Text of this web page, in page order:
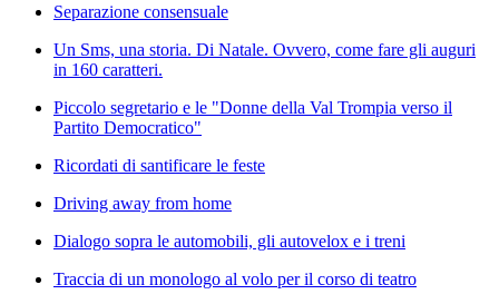
Separazione consensuale
Un Sms, una storia. Di Natale. Ovvero, come fare gli auguri
in 160 caratteri.
Piccolo segretario e le "Donne della Val Trompia verso il
Partito Democratico"
Ricordati di santificare le feste
Driving away from home
Dialogo sopra le automobili, gli autovelox e i treni
Traccia di un monologo al volo per il corso di teatro